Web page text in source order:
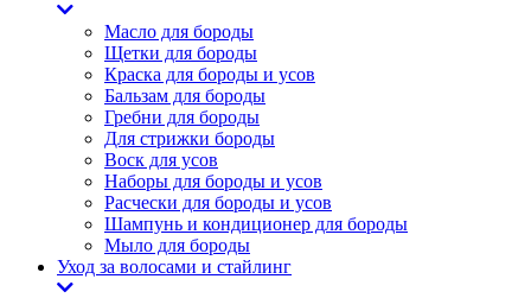
Масло для бороды
Щетки для бороды
Краска для бороды и усов
Бальзам для бороды
Гребни для бороды
Для стрижки бороды
Воск для усов
Наборы для бороды и усов
Расчески для бороды и усов
Шампунь и кондиционер для бороды
Мыло для бороды
Уход за волосами и стайлинг